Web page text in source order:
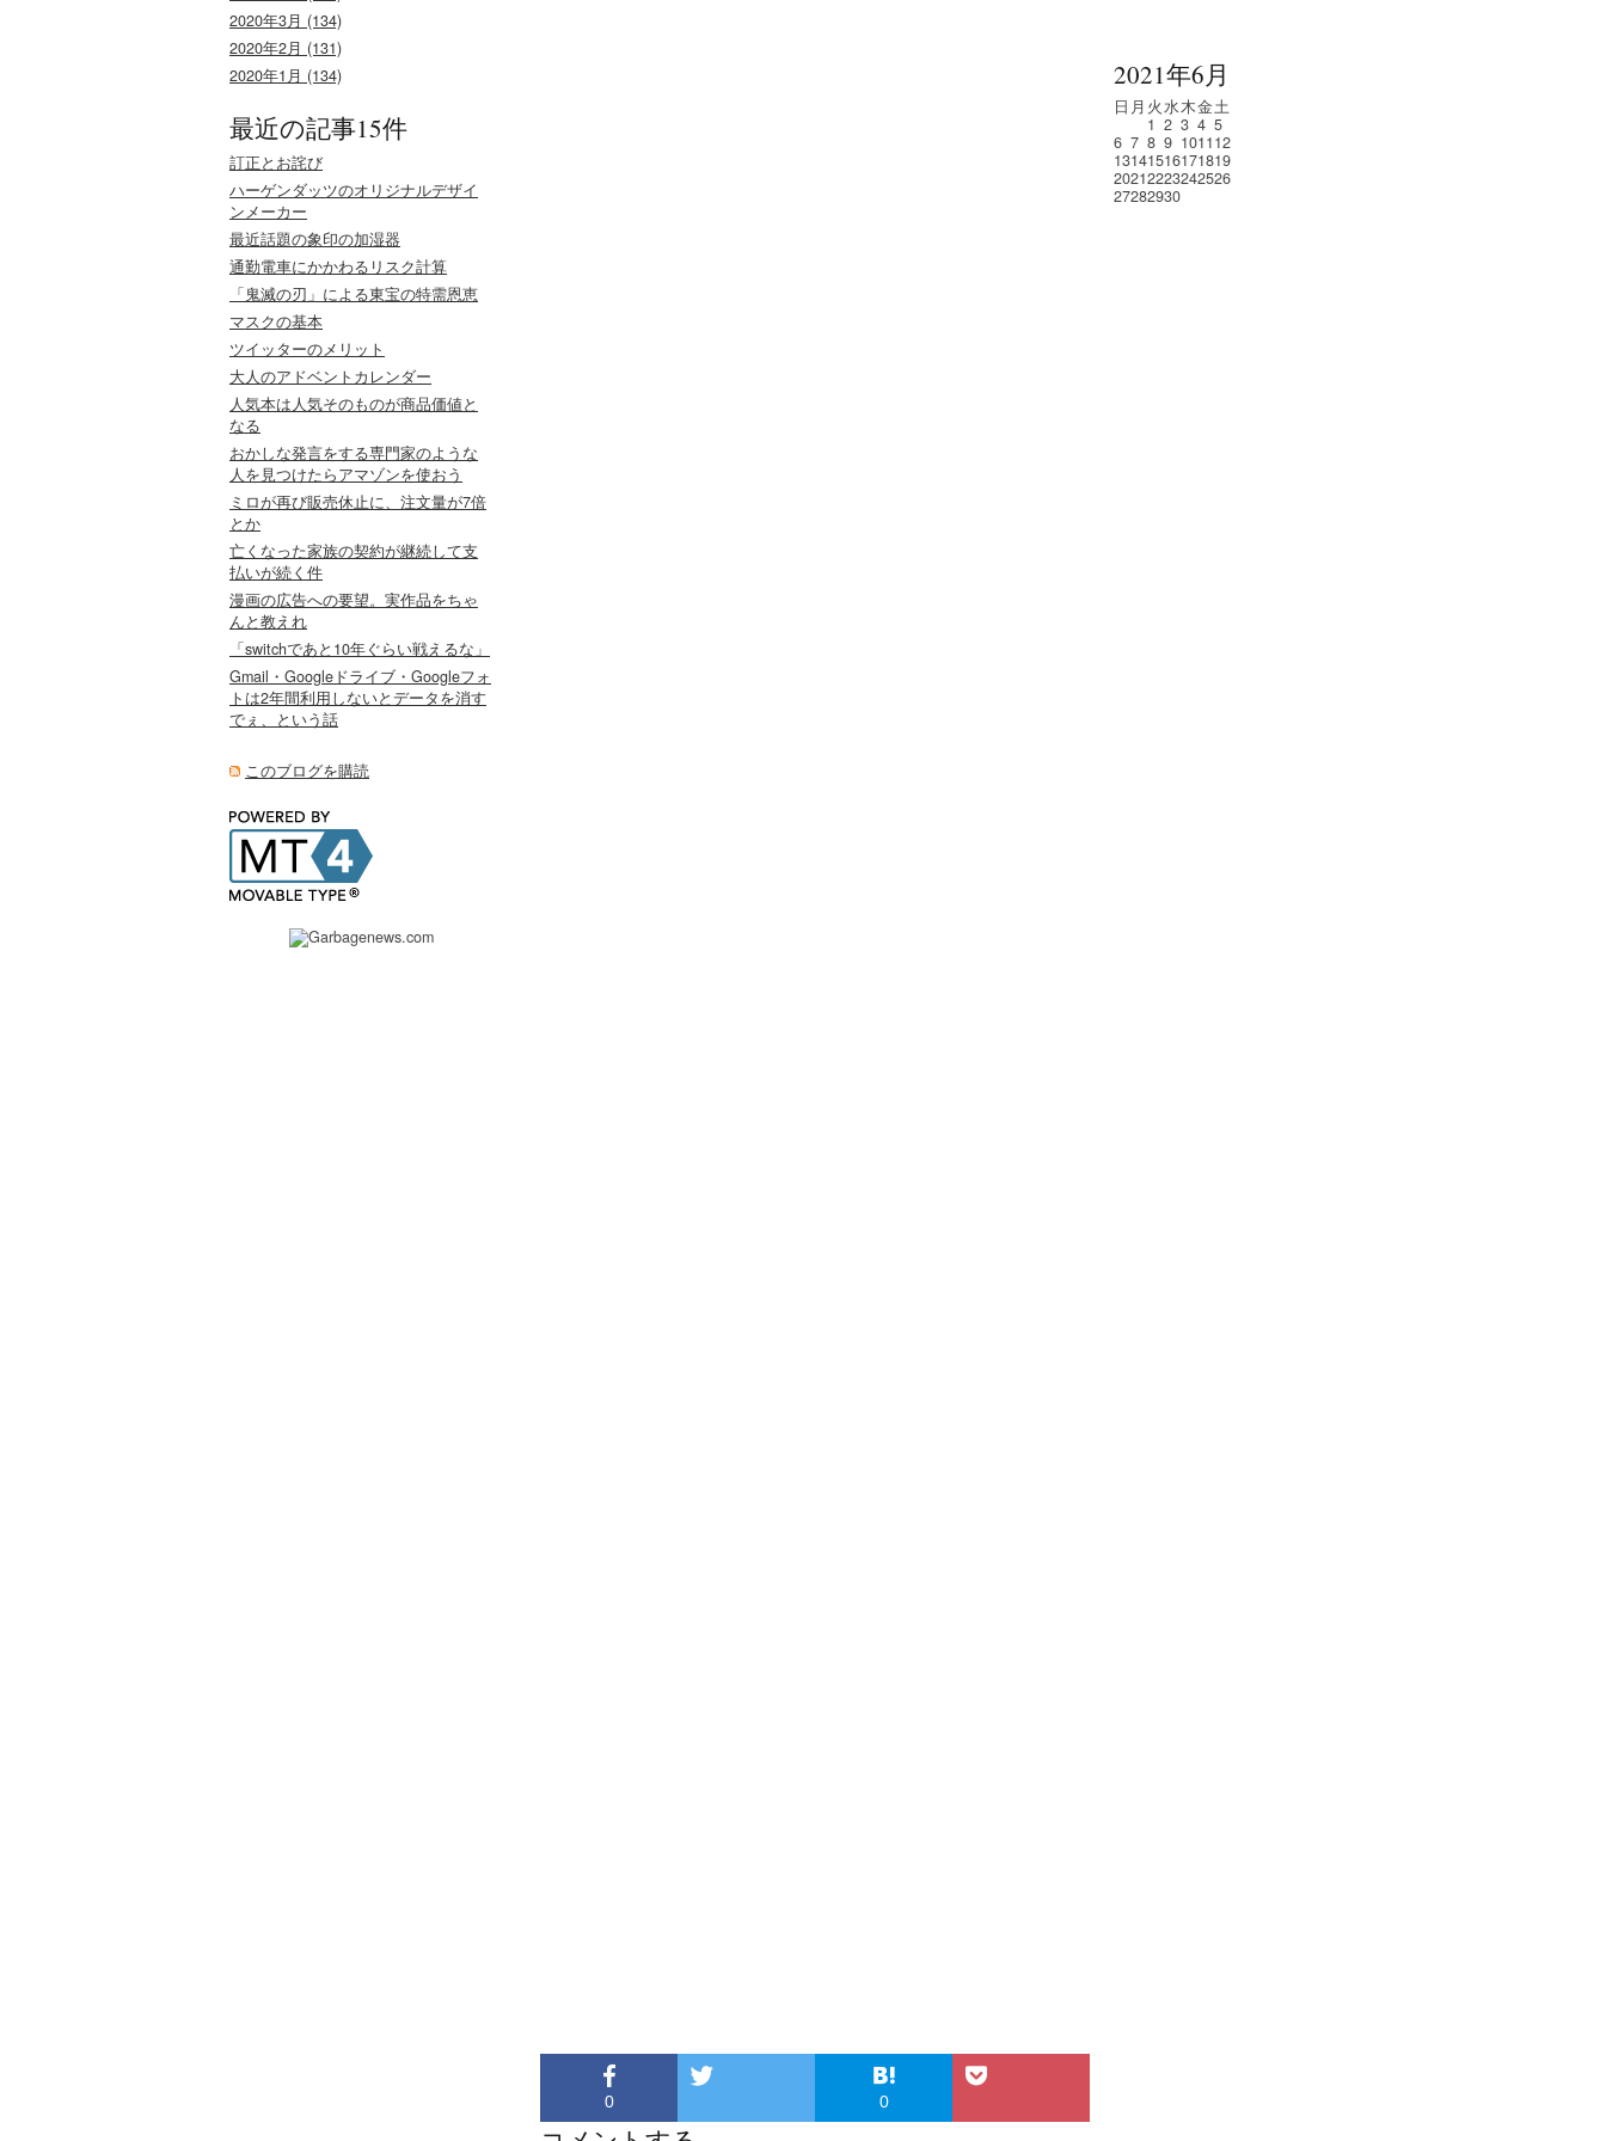
0 0
2020年3月 (134)
2020年2月 (131)
2020年1月 (134)
最近の記事15件
訂正とお詫び
ハーゲンダッツのオリジナルデザイ
ンメーカー
最近話題の象印の加湿器
通勤電車にかかわるリスク計算
「鬼滅の刃」による東宝の特需恩恵
マスクの基本
ツイッターのメリット
大人のアドベントカレンダー
人気本は人気そのものが商品価値と
なる
おかしな発言をする専門家のような
人を見つけたらアマゾンを使おう
ミロが再び販売休止に、注文量が7倍
とか
亡くなった家族の契約が継続して支
払いが続く件
漫画の広告への要望。実作品をちゃ
んと教えれ
「switchであと10年ぐらい戦えるな」
Gmail・Googleドライブ・Googleフォ
トは2年間利用しないとデータを消す
でぇ、という話
このブログを購読
2021年6月
日 月 火水木金土
1 2 3 4 5
6 7 8 9 101112
13141516171819
20212223242526
27282930